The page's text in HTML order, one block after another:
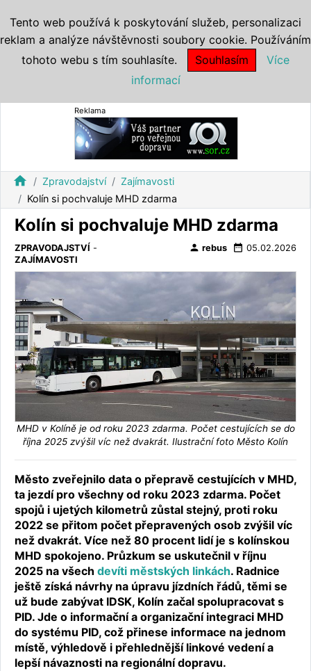
Reklama
home Zpravodajství
Zajímavosti
Kolín si pochvaluje MHD zdarma
Kolín si pochvaluje MHD zdarma
ZPRAVODAJSTVÍ -
ZAJÍMAVOSTI
person rebus date_range 05.02.2026
MHD v Kolíně je od roku 2023 zdarma. Počet cestujících se do
října 2025 zvýšil víc než dvakrát. Ilustrační foto Město Kolín
Město zveřejnilo data o přepravě cestujících v MHD,
ta jezdí pro všechny od roku 2023 zdarma. Počet
spojů i ujetých kilometrů zůstal stejný, proti roku
2022 se přitom počet přepravených osob zvýšil víc
než dvakrát. Více než 80 procent lidí je s kolínskou
MHD spokojeno. Průzkum se uskutečnil v říjnu
2025 na všech devíti městských linkách. Radnice
ještě získá návrhy na úpravu jízdních řádů, těmi se
už bude zabývat IDSK, Kolín začal spolupracovat s
PID. Jde o informační a organizační integraci MHD
do systému PID, což přinese informace na jednom
místě, výhledově i přehlednější linkové vedení a
lepší návaznosti na regionální dopravu.
Tento web používá k poskytování služeb, personalizaci
reklam a analýze návštěvnosti soubory cookie. Používáním
tohoto webu s tím souhlasíte.
Souhlasím
Více
informací